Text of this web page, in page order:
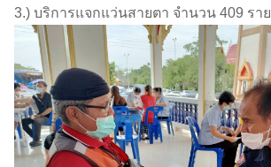
3.) บริการแจกแว่นสายตา จำนวน 409 ราย